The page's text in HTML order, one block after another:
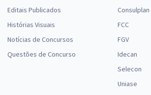
25,52
Economize R$ 76,56 (-20%)
Editais Publicados
Histórias Visuais
Notícias de Concursos
Questões de Concurso
Consulplan
FCC
FGV
Idecan
Selecon
Uniase